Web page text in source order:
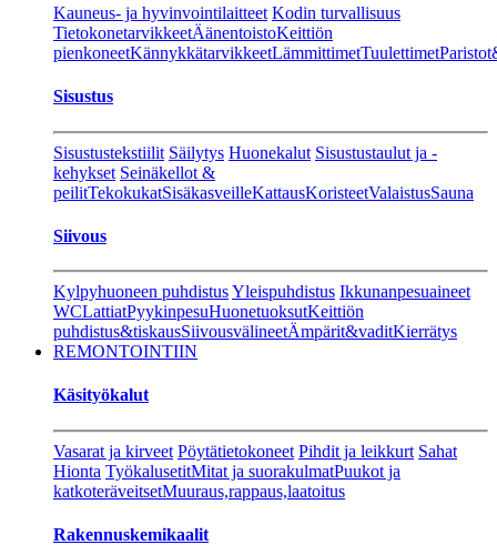
Kauneus- ja hyvinvointilaitteet Kodin turvallisuus
TietokonetarvikkeetÄänentoistoKeittiön
pienkoneetKännykkätarvikkeetLämmittimetTuulettimet
Sisustus
Sisustustekstiilit Säilytys Huonekalut Sisustustaulut ja -
kehykset Seinäkellot &
peilitTekokukatSisäkasveilleKattausKoristeetValaistusSauna
Siivous
Kylpyhuoneen puhdistusYleispuhdistus Ikkunanpesuaineet
WCLattiatPyykinpesuHuonetuoksutKeittiön
puhdistus&tiskausSiivousvälineetÄmpärit&vaditKierrätys
REMONTOINTIIN
Käsityökalut
Vasarat ja kirveet Pöytätietokoneet Pihdit ja leikkurt Sahat
Hionta TyökalusetitMitat ja suorakulmatPuukot ja
katkoteräveitsetMuuraus,rappaus,laatoitus
Rakennuskemikaalit